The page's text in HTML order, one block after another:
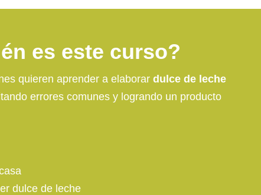
es este curso?
quieren aprender a elaborar dulce de leche
errores comunes y logrando un producto
dulce de leche